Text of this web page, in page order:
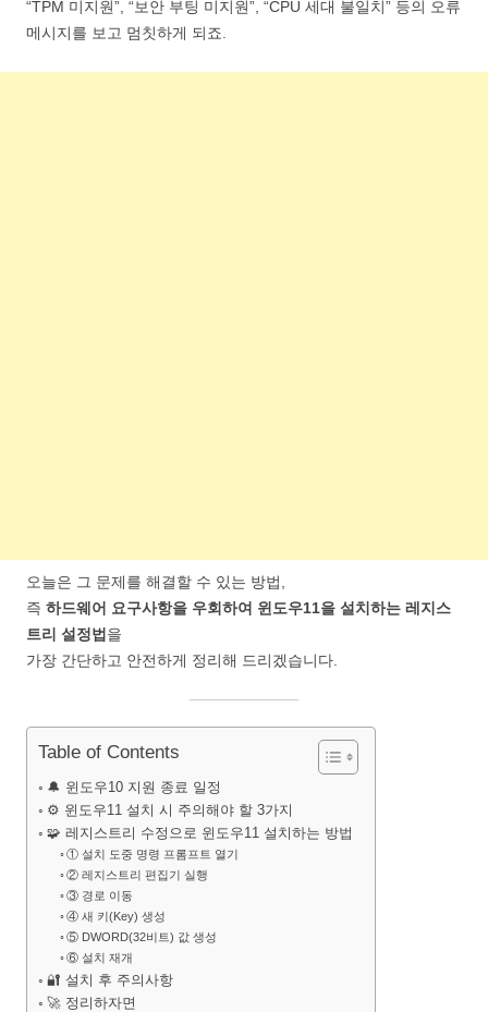
“TPM 미지원”, “보안 부팅 미지원”, “CPU 세대 불일치” 등의 오류
메시지를 보고 멈칫하게 되죠.
오늘은 그 문제를 해결할 수 있는 방법,
즉 하드웨어 요구사항을 우회하여 윈도우11을 설치하는 레지스
트리 설정법 을
가장 간단하고 안전하게 정리해 드리겠습니다.
Table of Contents
🔔 윈도우10 지원 종료 일정
⚙️ 윈도우11 설치 시 주의해야 할 3가지
🧩 레지스트리 수정으로 윈도우11 설치하는 방법
① 설치 도중 명령 프롬프트 열기
② 레지스트리 편집기 실행
③ 경로 이동
④ 새 키(Key) 생성
⑤ DWORD(32비트) 값 생성
⑥ 설치 재개
🔐 설치 후 주의사항
🚀 정리하자면